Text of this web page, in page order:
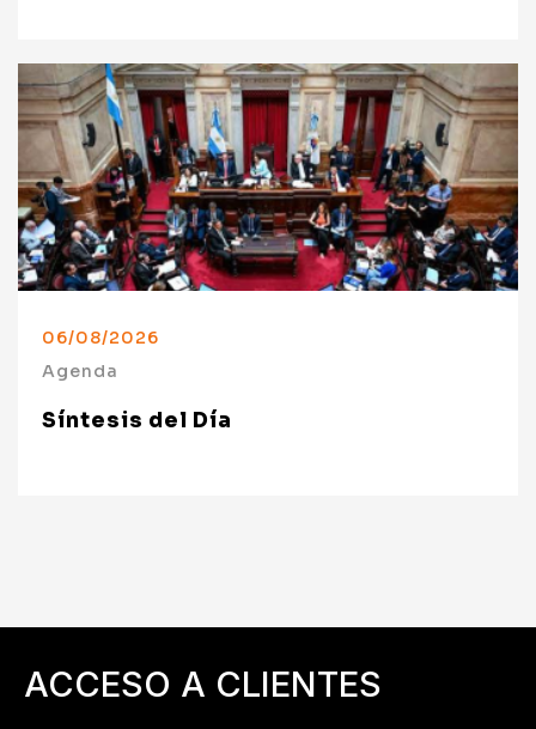
06/08/2026
Agenda
Síntesis del Día
ACCESO A CLIENTES